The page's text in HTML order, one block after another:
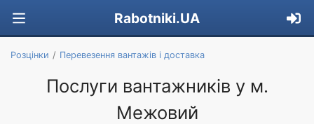
Rabotniki.UA
Розцінки Перевезення вантажів і доставка
Послуги вантажників у м.
Межовий